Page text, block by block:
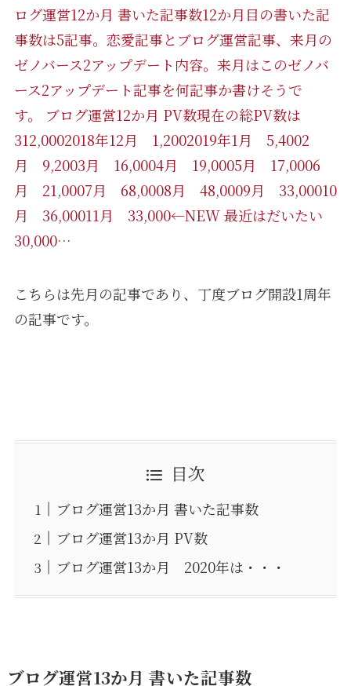
ログ運営12か月 書いた記事数12か月目の書いた記
事数は5記事。恋愛記事とブログ運営記事、来月の
ゼノバース2アップデート内容。来月はこのゼノバ
ース2アップデート記事を何記事か書けそうで
す。 ブログ運営12か月 PV数現在の総PV数は
312,0002018年12月 1,2002019年1月 5,4002
月 9,2003月 16,0004月 19,0005月 17,0006
月 21,0007月 68,0008月 48,0009月 33,00010
月 36,00011月 33,000←NEW 最近はだいたい
30,000…
こちらは先月の記事であり、丁度ブログ開設1周年
の記事です。
目次
ブログ運営13か月 書いた記事数
ブログ運営13か月 PV数
ブログ運営13か月 2020年は・・・
ブログ運営13か月 書いた記事数